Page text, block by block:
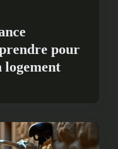
pour
logement